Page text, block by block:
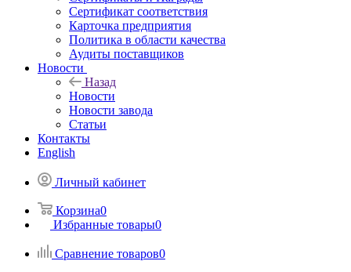
Сертификат соответствия
Карточка предприятия
Политика в области качества
Аудиты поставщиков
Новости
Назад
Новости
Новости завода
Статьи
Контакты
English
Личный кабинет
Корзина0
Избранные товары0
Сравнение товаров0